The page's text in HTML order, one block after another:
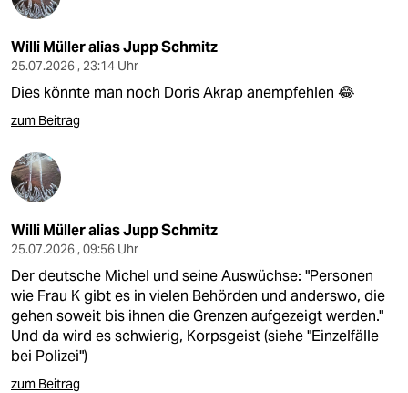
Willi Müller alias Jupp Schmitz
25.07.2026 , 23:14 Uhr
Dies könnte man noch Doris Akrap anempfehlen 😂
zum Beitrag
Willi Müller alias Jupp Schmitz
25.07.2026 , 09:56 Uhr
Der deutsche Michel und seine Auswüchse: "Personen
wie Frau K gibt es in vielen Behörden und anderswo, die
gehen soweit bis ihnen die Grenzen aufgezeigt werden."
Und da wird es schwierig, Korpsgeist (siehe "Einzelfälle
bei Polizei")
zum Beitrag